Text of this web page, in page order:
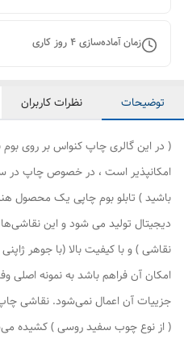
زمان آماده‌سازی4روز کاری
توضیحات نظرات کاربران
( در این گالری چاپ کنواس بر روی
امکانپذیر است ، در خصوص چاپ در
باشید ) تابلو بوم چاپی یک محصول
دیجیتال تولید می شود و این
نقاشی ) و با کیفیت بالا (با جوهر
امکان آن فراهم باشد به نمونه اصلی
جزییات آن اعمال نمی‌شود. نقاشی
( از نوع چوب سفید روسی ) کشیده